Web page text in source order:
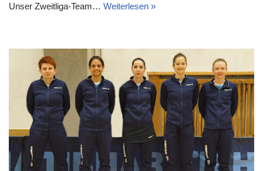
Unser Zweitliga-Team… Weiterlesen »